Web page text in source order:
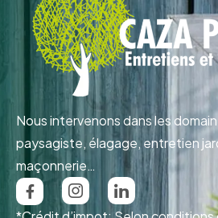
Nous intervenons dans les
paysagiste, élagage, entretien
maçonnerie…